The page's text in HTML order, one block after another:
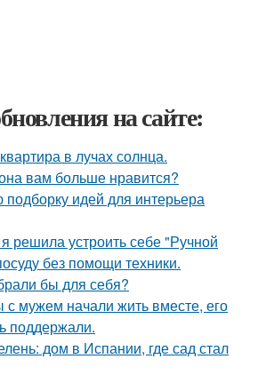
на сайте:
в лучах солнца.
вам больше нравится?
идей для интерьера
решила устроить себе "Ручной
без помощи техники.
бы для себя?
мужем начали жить вместе, его
поддержали.
дом в Испании, где сад стал